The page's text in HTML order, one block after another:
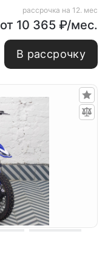
рассрочка на 12. мес
от 10 365 ₽/мес.
В рассрочку